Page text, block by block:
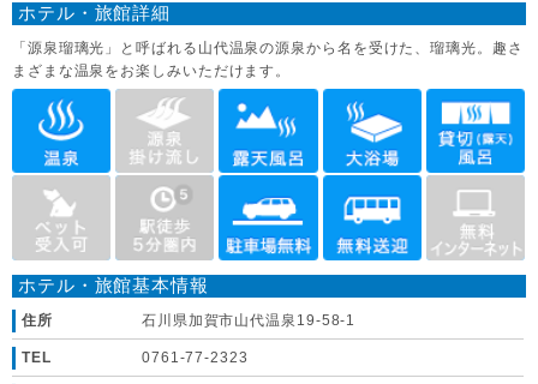
ホテル・旅館詳細
「源泉瑠璃光」と呼ばれる山代温泉の源泉から名を受けた、瑠璃光。趣さ
まざまな温泉をお楽しみいただけます。
ホテル・旅館基本情報
住所 石川県加賀市山代温泉19-58-1
TEL 0761-77-2323